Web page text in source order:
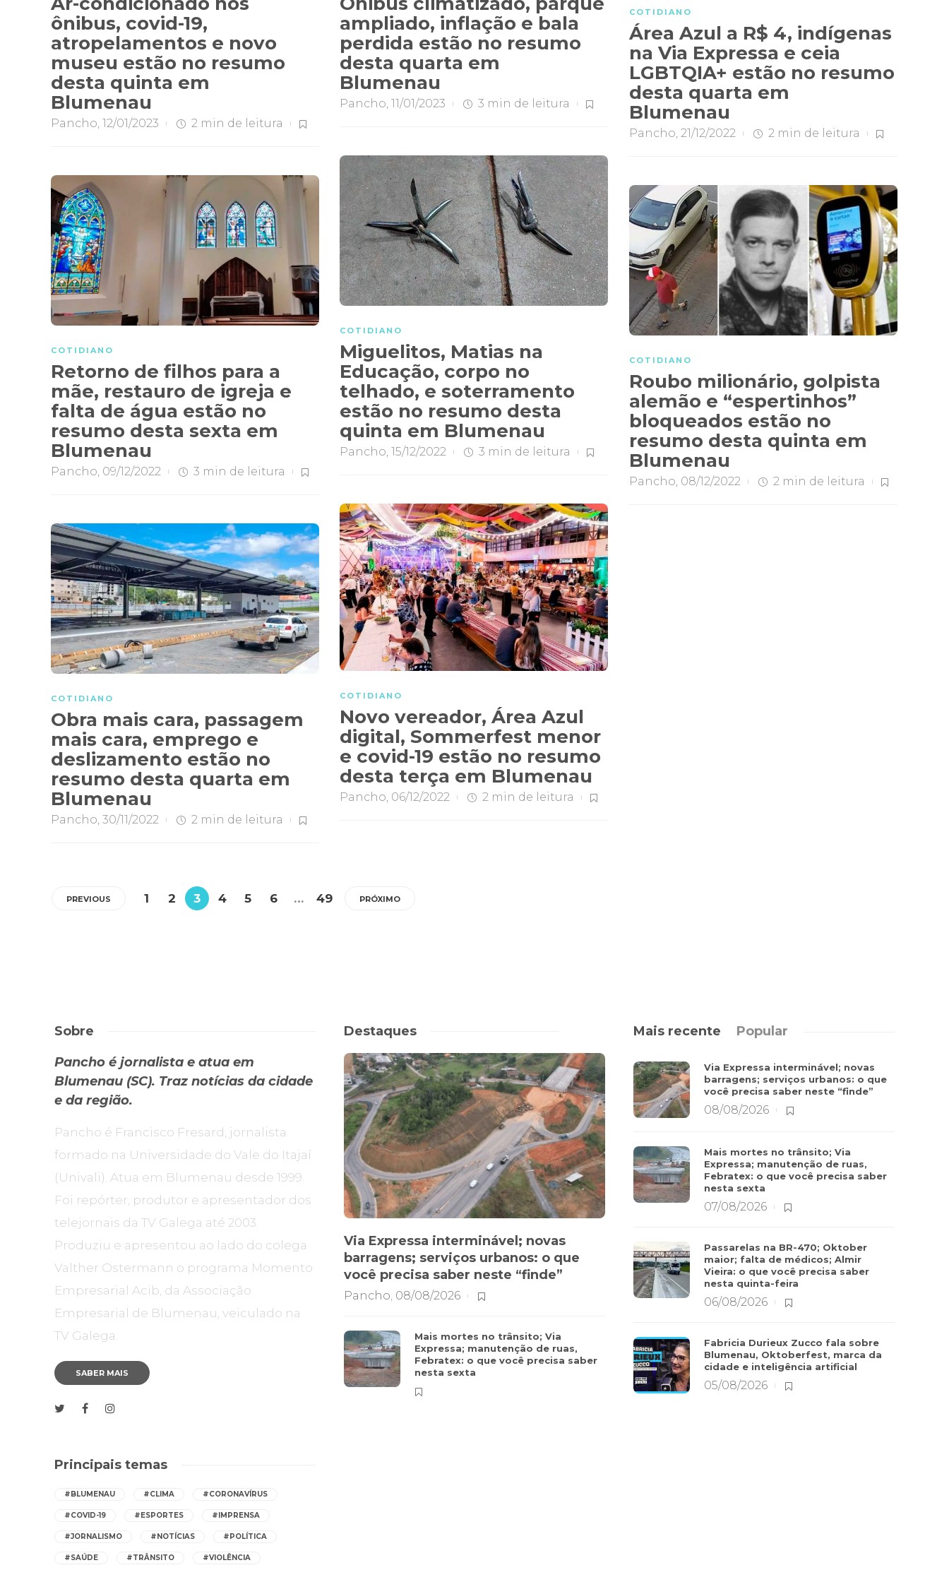
ônibus, covid-19,
atropelamentos e novo
museu estão no resumo
desta quinta em
Blumenau
Pancho, 12/01/2023 2 min de leitura
ampliado, inflação e bala
perdida estão no resumo
desta quarta em
Blumenau
Pancho, 11/01/2023 3 min de leitura
COTIDIANO
Área Azul a R$ 4, indígenas
na Via Expressa e ceia
LGBTQIA+ estão no resumo
desta quarta em
Blumenau
Pancho, 21/12/2022 2 min de leitura
COTIDIANO
Miguelitos, Matias na
Educação, corpo no
telhado, e soterramento
estão no resumo desta
quinta em Blumenau
Pancho, 15/12/2022 3 min de leitura
COTIDIANO
Retorno de filhos para a
mãe, restauro de igreja e
falta de água estão no
resumo desta sexta em
Blumenau
Pancho, 09/12/2022 3 min de leitura
COTIDIANO
Roubo milionário, golpista
alemão e “espertinhos”
bloqueados estão no
resumo desta quinta em
Blumenau
Pancho, 08/12/2022 2 min de leitura
COTIDIANO
Novo vereador, Área Azul
digital, Sommerfest menor
e covid-19 estão no resumo
desta terça em Blumenau
Pancho, 06/12/2022 2 min de leitura
COTIDIANO
Obra mais cara, passagem
mais cara, emprego e
deslizamento estão no
resumo desta quarta em
Blumenau
Pancho, 30/11/2022 2 min de leitura
PREVIOUS 1 2 3 4 5 6 … 49 PRÓXIMO
Sobre
Pancho é jornalista e atua em
Blumenau (SC). Traz notícias da cidade
e da região.
Pancho é Francisco Fresard, jornalista
formado na Universidade do Vale do Itajaí
(Univali). Atua em Blumenau desde 1999.
Foi repórter, produtor e apresentador dos
telejornais da TV Galega até 2003.
Produziu e apresentou ao lado do colega
Valther Ostermann o programa Momento
Empresarial Acib, da Associação
Empresarial de Blumenau, veiculado na
TV Galega.
SABER MAIS
Principais temas
#BLUMENAU #CLIMA #CORONAVÍRUS
#COVID-19 #ESPORTES #IMPRENSA
#JORNALISMO #NOTÍCIAS #POLÍTICA
#SAÚDE #TRÂNSITO #VIOLÊNCIA
Destaques
Via Expressa interminável; novas
barragens; serviços urbanos: o que
você precisa saber neste “finde”
Pancho 08/08/2026
Mais mortes no trânsito; Via
Expressa; manutenção de ruas,
Febratex: o que você precisa saber
nesta sexta
Mais recente Popular
Via Expressa interminável; novas
barragens; serviços urbanos: o que
você precisa saber neste “finde”
08/08/2026
Mais mortes no trânsito; Via
Expressa; manutenção de ruas,
Febratex: o que você precisa saber
nesta sexta
07/08/2026
Passarelas na BR-470; Oktober
maior; falta de médicos; Almir
Vieira: o que você precisa saber
nesta quinta-feira
06/08/2026
Fabricia Durieux Zucco fala sobre
Blumenau, Oktoberfest, marca da
cidade e inteligência artificial
05/08/2026